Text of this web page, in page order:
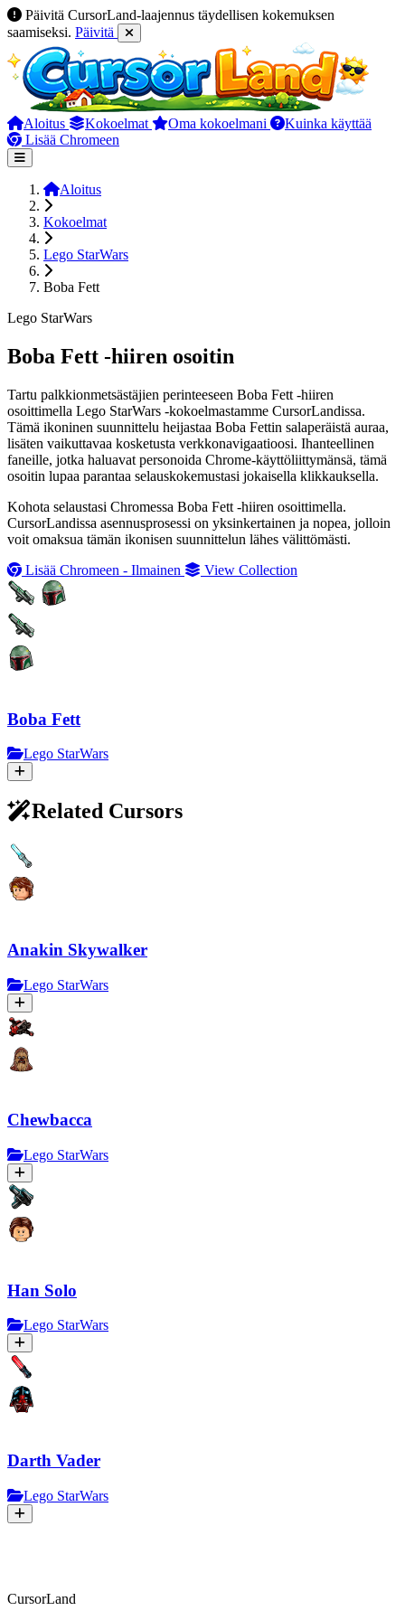
Päivitä CursorLand-laajennus täydellisen kokemuksen
saamiseksi. Päivitä
Aloitus Kokoelmat Oma kokoelmani
Kuinka käyttää
Lisää Chromeen
Aloitus
Kokoelmat
Lego StarWars
Boba Fett
Lego StarWars
Boba Fett -hiiren osoitin
Tartu palkkionmetsästäjien perinteeseen Boba Fett -hiiren
osoittimella Lego StarWars -kokoelmastamme CursorLandissa.
Tämä ikoninen suunnittelu heijastaa Boba Fettin salaperäistä auraa,
lisäten vaikuttavaa kosketusta verkkonavigaatioosi. Ihanteellinen
faneille, jotka haluavat personoida Chrome-käyttöliittymänsä, tämä
osoitin lupaa parantaa selauskokemustasi jokaisella klikkauksella.
Kohota selaustasi Chromessa Boba Fett -hiiren osoittimella.
CursorLandissa asennusprosessi on yksinkertainen ja nopea, jolloin
voit omaksua tämän ikonisen suunnittelun lähes välittömästi.
Lisää Chromeen - Ilmainen
View Collection
Boba Fett
Lego StarWars
Related Cursors
Anakin Skywalker
Lego StarWars
Chewbacca
Lego StarWars
Han Solo
Lego StarWars
Darth Vader
Lego StarWars
CursorLand